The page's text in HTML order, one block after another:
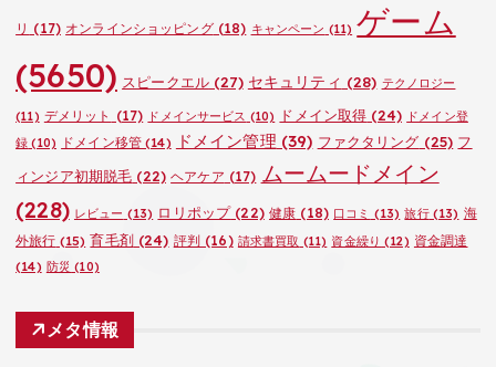
リ (17) オンラインショッピング(18) キャンペーン (11) ゲーム
(5650) スピークエル(27) セキュリティ (28) テクノロジー
(11) デメリット (17) ドメインサービス (10) ドメイン取得 (24) ドメイン登
録 (10) ドメイン移管(14) ドメイン管理 (39) ファクタリング (25) フ
ィンジア初期脱毛 (22) ヘアケア (17) ムームードメイン
(228) レビュー (13) ロリポップ(22) 健康 (18) 口コミ (13) 旅行(13) 海
外旅行 (15) 育毛剤(24) 評判 (16) 請求書買取 (11) 資金繰り (12) 資金調達
(14) 防災 (10)
メタ情報